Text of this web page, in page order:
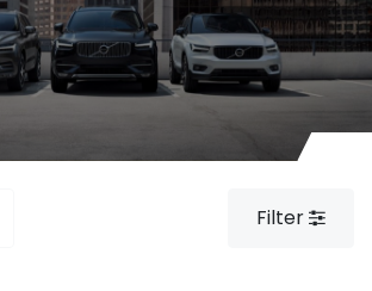
Filter